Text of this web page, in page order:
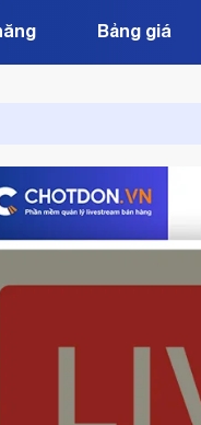
Bảng giá